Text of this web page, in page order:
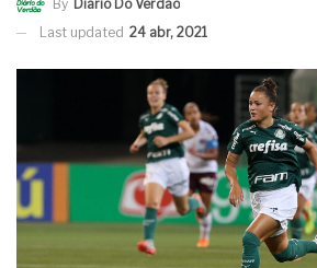
By Diário Do Verdão
Last updated 24 abr, 2021